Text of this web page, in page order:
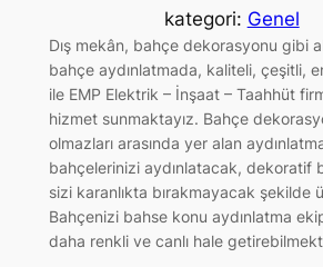
kategori: Genel
Dış mekân, bahçe dekorasyonu gibi
bahçe aydınlatmada, kaliteli, çeşitli,
ile EMP Elektrik – İnşaat – Taahhüt
hizmet sunmaktayız. Bahçe
olmazları arasında yer alan
bahçelerinizi aydınlatacak, dekoratif
sizi karanlıkta bırakmayacak şekilde
Bahçenizi bahse konu aydınlatma
daha renkli ve canlı hale